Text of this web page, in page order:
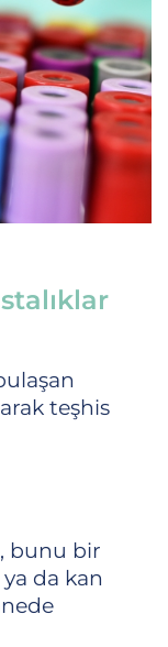
teşhis
bunu bir
da kan